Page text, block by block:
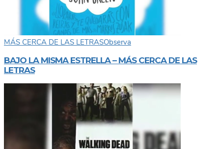
MÁS CERCA DE LAS LETRASObserva
BAJO LA MISMA ESTRELLA – MÁS CERCA DE LAS
LETRAS